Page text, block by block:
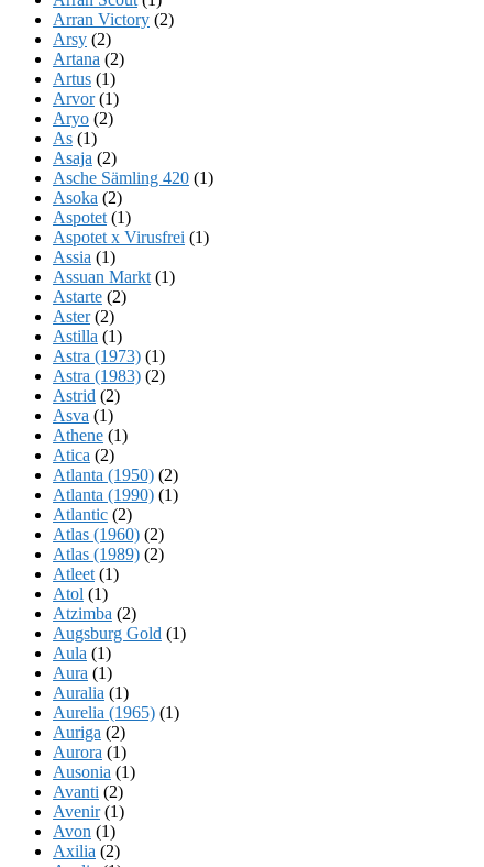
Arran Victory (2)
Arsy (2)
Artana (2)
Artus (1)
Arvor(1)
Aryo (2)
As (1)
Asaja (2)
Asche Sämling 420 (1)
Asoka (2)
Aspotet (1)
Aspotet x Virusfrei (1)
Assia (1)
Assuan Markt (1)
Astarte (2)
Aster(2)
Astilla (1)
Astra (1973) (1)
Astra (1983) (2)
Astrid (2)
Asva (1)
Athene (1)
Atica (2)
Atlanta (1950) (2)
Atlanta (1990) (1)
Atlantic (2)
Atlas (1960) (2)
Atlas (1989) (2)
Atleet (1)
Atol (1)
Atzimba (2)
Augsburg Gold (1)
Aula (1)
Aura (1)
Auralia (1)
Aurelia (1965) (1)
Auriga (2)
Aurora (1)
Ausonia (1)
Avanti (2)
Avenir(1)
Avon (1)
Axilia (2)